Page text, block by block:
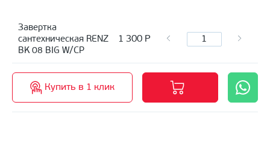
Завертка
сантехническая RENZ
BK 08 BIG W/CP
1 300 Р
Купить в 1 клик